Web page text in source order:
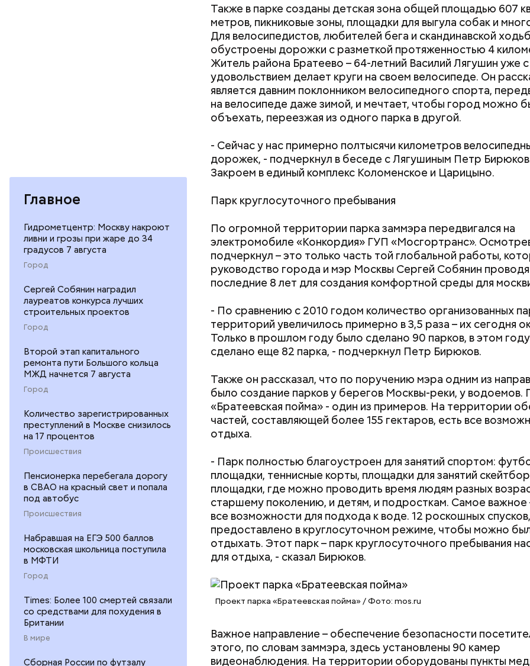
Главное
Гидрометцентр: Москву накроют
ливни и грозы при жаре до 34
градусов 7 августа
Город
Сергей Собянин наградил
лауреатов конкурса лучших
строительных проектов
Город
Второй этап капитального
ремонта пути Большого кольца
МЖД начнется 7 августа
Город
Количество зарегистрированных
преступлений в Москве снизилось
на 17 процентов
Происшествия
Пенсионерка перебегала дорогу
в СВАО на красный свет и попала
под автобус
Происшествия
Набравшая на ЕГЭ 500 баллов
московская школьница поступила
в МФТИ
Город
Times: Более 100 смертей связали
со средствами для похудения в
Британии
В мире
Сборная России по футзалу
Также в парке созданы детская зона общей площадью 607
метров, пикниковые зоны, площадки для выгула собак и
Для велосипедистов, любителей бега и скандинавской
обустроены дорожки с разметкой протяженностью 4
Житель района Братеево – 64-летний Василий Лягушин уже с
удовольствием делает круги на своем велосипеде. Он
является давним поклонником велосипедного спорта,
на велосипеде даже зимой, и мечтает, чтобы город можно
объехать, переезжая из одного парка в другой.
- Сейчас у нас примерно полтысячи километров
дорожек, - подчеркнул в беседе с Лягушиным Петр
Закроем в единый комплекс Коломенское и Царицыно.
Парк круглосуточного пребывания
По огромной территории парка заммэра передвигался на
электромобиле «Конкордия» ГУП «Мосгортранс».
подчеркнул – это только часть той глобальной работы,
руководство города и мэр Москвы Сергей Собянин
последние 8 лет для создания комфортной среды для
- По сравнению с 2010 годом количество организованных
территорий увеличилось примерно в 3,5 раза – их сегодня
Только в прошлом году было сделано 90 парков, в этом
сделано еще 82 парка, - подчеркнул Петр Бирюков.
Также он рассказал, что по поручению мэра одним из
было создание парков у берегов Москвы-реки, у водоемов.
«Братеевская пойма» - один из примеров. На территории
частей, составляющей более 155 гектаров, есть все
отдыха.
- Парк полностью благоустроен для занятий спортом:
площадки, теннисные корты, площадки для занятий
площадки, где можно проводить время людям разных
старшему поколению, и детям, и подросткам. Самое важное
все возможности для подхода к воде. 12 роскошных
предоставлено в круглосуточном режиме, чтобы можно
отдыхать. Этот парк – парк круглосуточного пребывания
для отдыха, - сказал Бирюков.
Проект парка «Братеевская пойма» / Фото: mos.ru
Важное направление – обеспечение безопасности
этого, по словам заммэра, здесь установлены 90 камер
видеонаблюдения. На территории оборудованы пункты
— В 1928 году советский автопарк израсходовал чуть
тонн бензина и 3 тысячи тонн смазочного масла, —
доктор исторических наук Мария Славкина, исследователь
потребовалось уже вчетверо больше, а смазочного масла
лишним раза больше.
13 апреля 1935 года Наркомат тяжелой промышленности
решение о строительстве крекинг-завода рядом со
времени в СССР уже действовало несколько подобных
но все они располагались там, где нефть добывали. А
крекинг-завод решили построить там, где в нефтепродуктах
всего нуждались. Ведь столичная область и вообще
страны были самыми густонаселенными и быстрее всего